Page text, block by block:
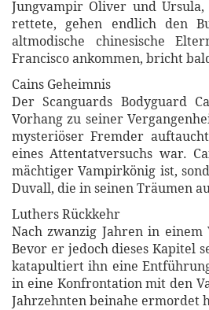
Jungvampir Oliver und
rettete, gehen endlich den
altmodische chinesische
Francisco ankommen, bricht
Cains Geheimnis
Der Scanguards Bodyguard
Vorhang zu seiner
mysteriöser Fremder
eines Attentatversuchs war.
mächtiger Vampirkönig ist,
Duvall, die in seinen Träumen
Luthers Rückkehr
Nach zwanzig Jahren in
Bevor er jedoch dieses Kapitel
katapultiert ihn eine
in eine Konfrontation mit den
Jahrzehnten beinahe ermordet